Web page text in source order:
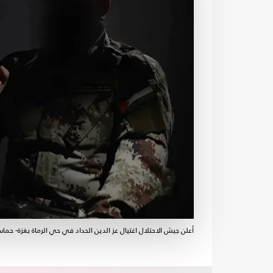
أعلن جيش الاحتلال اغتيال عز الدين الحداد في حي الرماة بغزة-